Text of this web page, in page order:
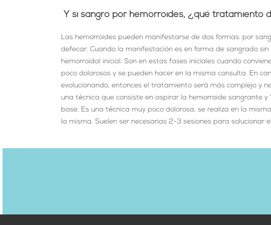
Y si sangro por hemorroides, ¿qué tratamiento
Las hemorroides pueden manifestarse de dos formas: por
defecar. Cuando la manifestación es en forma de sangrado
hemorroidal inicial. Son en estas fases iniciales cuando
poco dolorosos y se pueden hacer en la misma consulta. En
evolucionando, entonces el tratamiento será más complejo y
una técnica que consiste en aspirar la hemorroide sangrante
base. Es una técnica muy poco dolorosa, se realiza en la
la misma. Suelen ser necesarias 2-3 sesiones para solucionar